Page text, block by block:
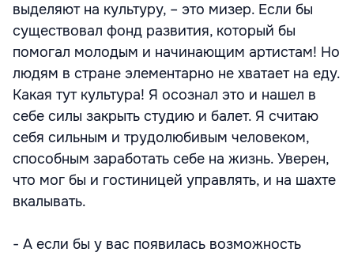
выделяют на культуру, – это мизер. Если бы
существовал фонд развития, который бы
помогал молодым и начинающим артистам! Но
людям в стране элементарно не хватает на еду.
Какая тут культура! Я осознал это и нашел в
себе силы закрыть студию и балет. Я считаю
себя сильным и трудолюбивым человеком,
способным заработать себе на жизнь. Уверен,
что мог бы и гостиницей управлять, и на шахте
вкалывать.
- А если бы у вас появилась возможность